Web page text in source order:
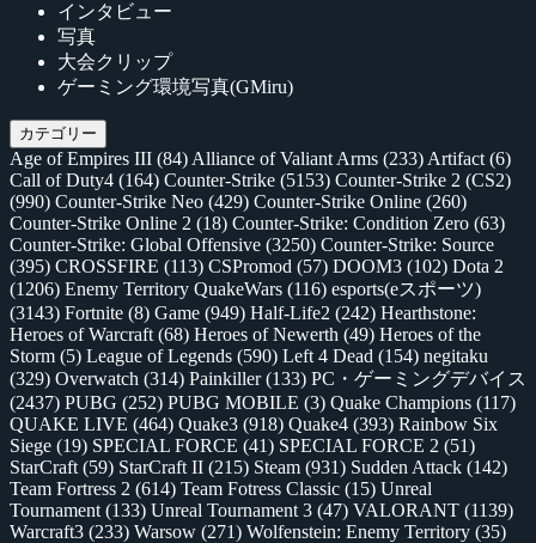
インタビュー
写真
大会クリップ
ゲーミング環境写真(GMiru)
カテゴリー
Age of Empires III (84) Alliance of Valiant Arms (233) Artifact (6)
Call of Duty4 (164) Counter-Strike (5153) Counter-Strike 2 (CS2)
(990) Counter-Strike Neo (429) Counter-Strike Online (260)
Counter-Strike Online 2 (18) Counter-Strike: Condition Zero (63)
Counter-Strike: Global Offensive (3250) Counter-Strike: Source
(395) CROSSFIRE (113) CSPromod (57) DOOM3 (102) Dota 2
(1206) Enemy Territory QuakeWars (116) esports(eスポーツ)
(3143) Fortnite (8) Game (949) Half-Life2 (242) Hearthstone:
Heroes of Warcraft (68) Heroes of Newerth (49) Heroes of the
Storm (5) League of Legends (590) Left 4 Dead (154) negitaku
(329) Overwatch (314) Painkiller(133) PC・ゲーミングデバイス
(2437) PUBG (252) PUBG MOBILE (3) Quake Champions (117)
QUAKE LIVE (464) Quake3 (918) Quake4 (393) Rainbow Six
Siege (19) SPECIAL FORCE (41) SPECIAL FORCE 2 (51)
StarCraft (59) StarCraft II (215) Steam (931) Sudden Attack (142)
Team Fortress 2 (614) Team Fotress Classic (15) Unreal
Tournament (133) Unreal Tournament 3 (47) VALORANT (1139)
Warcraft3 (233) Warsow (271) Wolfenstein: Enemy Territory (35)